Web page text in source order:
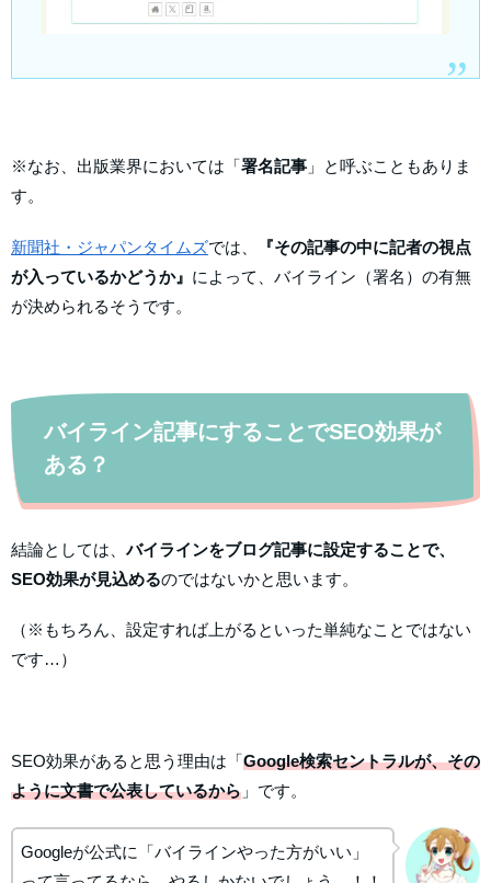
※なお、出版業界においては「署名記事 」と呼ぶこともありま
す。
新聞社・ジャパンタイムズでは、
『その記事の中に記者の視点
が入っているかどうか』 によって、バイライン（署名）の有無
が決められるそうです。
バイライン記事にすることでSEO効果が
ある？
結論としては、バイラインをブログ記事に設定することで、
SEO効果が見込めるのではないかと思います。
（※もちろん、設定すれば上がるといった単純なことではない
です…）
SEO効果があると思う理由は「Google検索セントラルが、その
ように文書で公表しているから 」です。
Googleが公式に「バイラインやった方がいい」